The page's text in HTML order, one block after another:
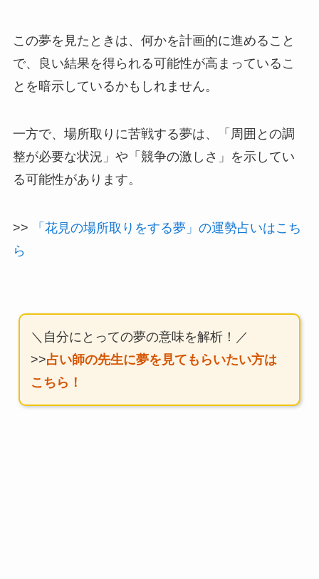
この夢を見たときは、何かを計画的に進めること
で、良い結果を得られる可能性が高まっているこ
とを暗示しているかもしれません。
一方で、場所取りに苦戦する夢は、「周囲との調
整が必要な状況」や「競争の激しさ」を示してい
る可能性があります。
>>
「花見の場所取りをする夢」の運勢占いはこち
ら
＼自分にとっての夢の意味を解析！／
>>占い師の先生に夢を見てもらいたい方は
こちら！